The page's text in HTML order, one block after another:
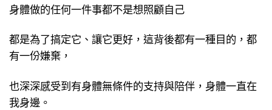
身體做的任何一件事都不是想照顧自己
都是為了搞定它、讓它更好，這背後都有一種目的，都
有一份嫌棄，
也深深感受到有身體無條件的支持與陪伴，身體一直在
我身邊。